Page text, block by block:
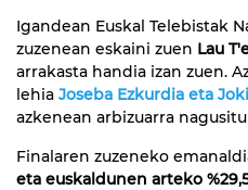
Igandean Euskal Telebistak
zuzenean eskaini zuen Lau
arrakasta handia izan zuen.
lehia Joseba Ezkurdia eta
azkenean arbizuarra nagusitu
Finalaren zuzeneko
eta euskaldunen arteko